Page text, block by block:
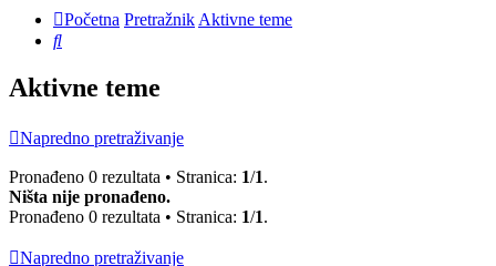
Početna PretražnikAktivne teme
Pretražnik
Aktivne teme
Napredno pretraživanje
Pronađeno 0 rezultata • Stranica: 1/1.
Ništa nije pronađeno.
Pronađeno 0 rezultata • Stranica: 1/1.
Napredno pretraživanje